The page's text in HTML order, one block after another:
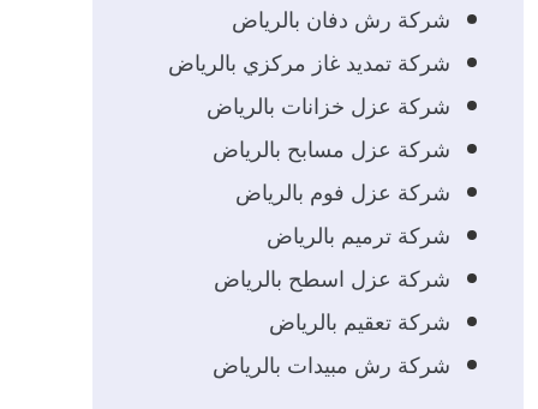
شركة رش دفان بالرياض
شركة تمديد غاز مركزي بالرياض
شركة عزل خزانات بالرياض
شركة عزل مسابح بالرياض
شركة عزل فوم بالرياض
شركة ترميم بالرياض
شركة عزل اسطح بالرياض
شركة تعقيم بالرياض
شركة رش مبيدات بالرياض